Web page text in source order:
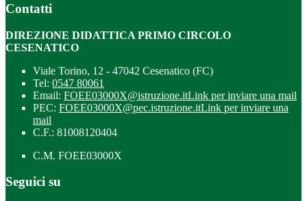
Contatti
DIREZIONE DIDATTICA PRIMO CIRCOLO
CESENATICO
Viale Torino, 12 - 47042 Cesenatico (FC)
Tel: 0547 80061
Email: FOEE03000X@istruzione.itLink per inviare una mail
PEC: FOEE03000X@pec.istruzione.itLink per inviare una
mail
C.F.: 81008120404
C.M. FOEE03000X
Seguici su